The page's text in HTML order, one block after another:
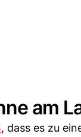
am
, dass es zu